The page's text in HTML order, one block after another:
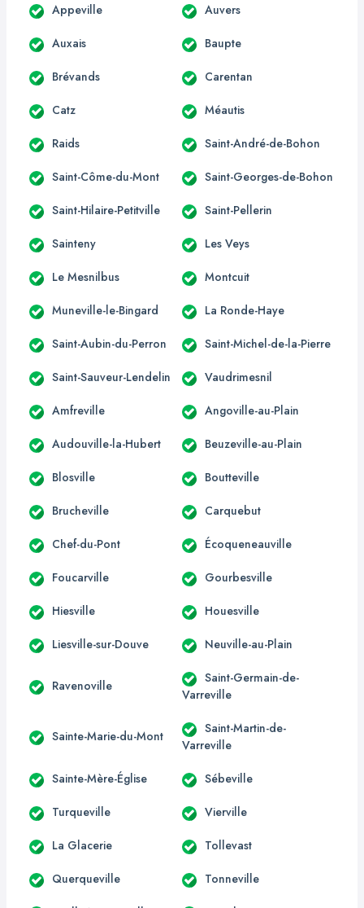
Appeville Auvers
Auxais Baupte
Brévands Carentan
Catz Méautis
Raids Saint-André-de-Bohon
Saint-Côme-du-Mont Saint-Georges-de-Bohon
Saint-Hilaire-Petitville Saint-Pellerin
Sainteny Les Veys
Le Mesnilbus Montcuit
Muneville-le-Bingard La Ronde-Haye
Saint-Aubin-du-Perron Saint-Michel-de-la-Pierre
Saint-Sauveur-Lendelin Vaudrimesnil
Amfreville Angoville-au-Plain
Audouville-la-Hubert Beuzeville-au-Plain
Blosville Boutteville
Brucheville Carquebut
Chef-du-Pont Écoqueneauville
Foucarville Gourbesville
Hiesville Houesville
Liesville-sur-Douve Neuville-au-Plain
Ravenoville
Saint-Germain-de-
Varreville
Sainte-Marie-du-Mont
Saint-Martin-de-
Varreville
Sainte-Mère-Église Sébeville
Turqueville Vierville
La Glacerie Tollevast
Querqueville Tonneville